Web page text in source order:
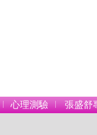
心理測驗 張盛舒